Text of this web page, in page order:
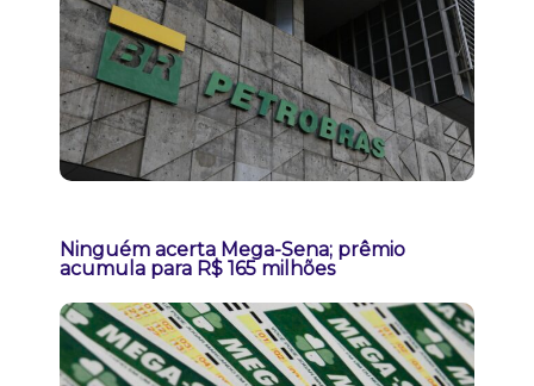
Ninguém acerta Mega-Sena; prêmio
acumula para R$ 165 milhões